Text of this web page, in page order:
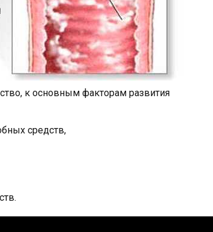
к основным факторам развития
средств,